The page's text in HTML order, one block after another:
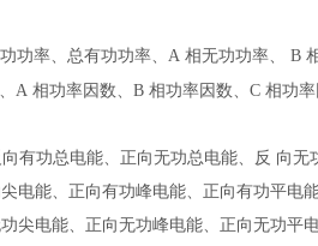
功率、总有功功率、 A 相无功功率、 B
A 相功率因数、 B 相功率因数、 C 相功率
有功总电能、正向无功总电能、反 向无
电能、正向有功峰电能、正向有功平电
尖电能、正向无功峰电能、正向无功平